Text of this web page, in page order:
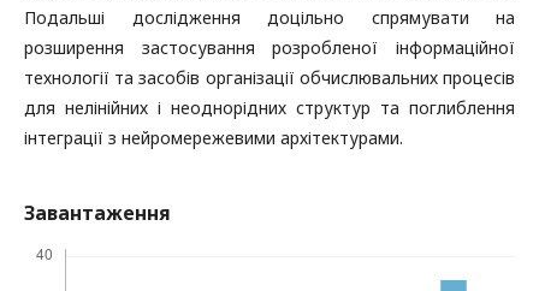
Подальші дослідження доцільно спрямувати на
розширення застосування розробленої інформаційної
технології та засобів організації обчислювальних процесів
для нелінійних і неоднорідних структур та поглиблення
інтеграції з нейромережевими архітектурами.
Завантаження